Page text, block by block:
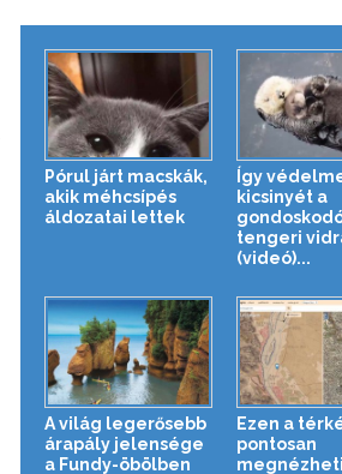
Pórul járt macskák,
akik méhcsípés
áldozatai lettek
Így
kicsinyét a
tengeri
(videó)...
A világ legerősebb
árapály jelensége
a Fundy-öbölben
Ezen a
pontosan